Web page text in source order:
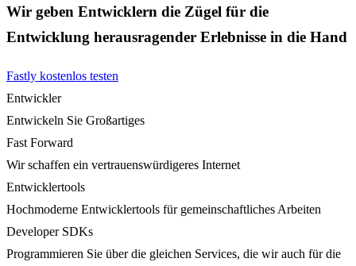
Wir geben Entwicklern die Zügel für die
Entwicklung herausragender Erlebnisse in die Hand
Fastly kostenlos testen
Entwickler
Entwickeln Sie Großartiges
Fast Forward
Wir schaffen ein vertrauenswürdigeres Internet
Entwicklertools
Hochmoderne Entwicklertools für gemeinschaftliches Arbeiten
Developer SDKs
Programmieren Sie über die gleichen Services, die wir auch für die